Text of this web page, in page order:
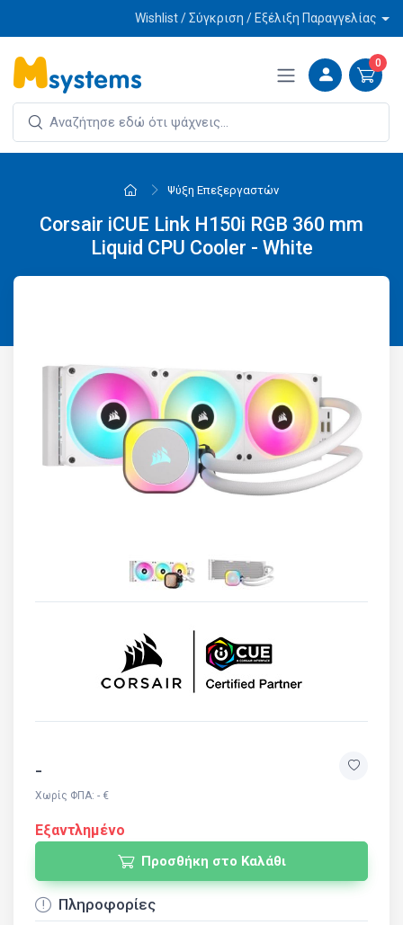
Wishlist / Σύγκριση / Εξέλιξη Παραγγελίας
0
Ψύξη Επεξεργαστών
Corsair iCUE Link H150i RGB 360 mm
Liquid CPU Cooler - White
-
Χωρίς ΦΠΑ: - €
Εξαντλημένο
Προσθήκη στο Καλάθι
Πληροφορίες